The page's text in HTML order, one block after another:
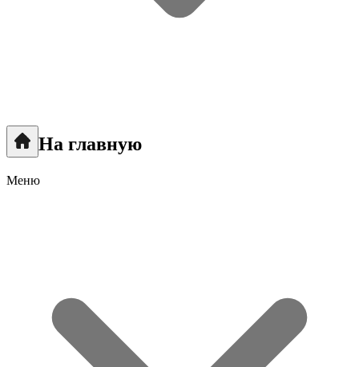
На главную
Меню